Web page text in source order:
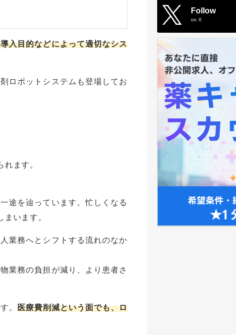
入目的などによって適切なシス
ロボットシステムも登場してお
ます。
途を辿っています。忙しくなる
います。
業務へとシフトする流れのなか
業務の負担が減り、より患者さ
。医療費削減という面でも、ロ
Follow
on X